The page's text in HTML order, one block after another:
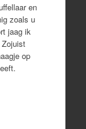
en
zoals u
jaag ik
op